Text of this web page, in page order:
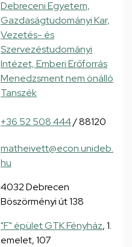
Debreceni Egyetem,
Gazdaságtudományi Kar,
Vezetés- és
Szervezéstudományi
Intézet, Emberi Erőforrás
Menedzsment nem önálló
Tanszék
+36 52 508 444/ 88120
matheivett@econ.unideb.
hu
4032 Debrecen
Böszörményi út 138
"F" épület GTK Fényház, 1.
emelet, 107